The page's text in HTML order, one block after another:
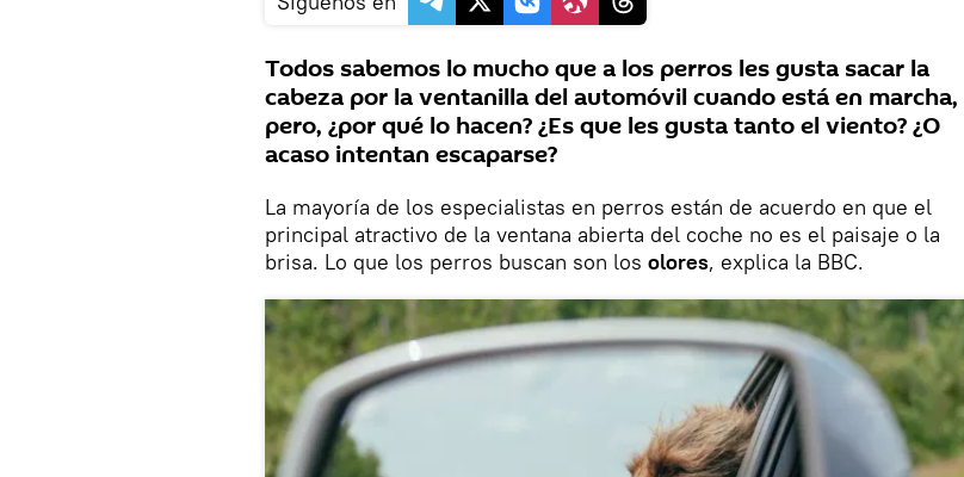
Todos sabemos lo mucho que a los perros les gusta sacar la
cabeza por la ventanilla del automóvil cuando está en marcha,
pero, ¿por qué lo hacen? ¿Es que les gusta tanto el viento? ¿O
acaso intentan escaparse?
La mayoría de los especialistas en perros están de acuerdo en que el
principal atractivo de la ventana abierta del coche no es el paisaje o la
brisa. Lo que los perros buscan son los olores, explica la BBC.